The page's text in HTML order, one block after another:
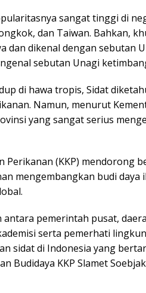
sangat tinggi di
dan Taiwan. Bahkan,
dan dikenal dengan sebutan
sebutan Unagi
di hawa tropis, Sidat
Namun, menurut
yang sangat serius
Perikanan (KKP) mendorong
mengembangkan budi daya
antara pemerintah pusat,
serta pemerhati
sidat di Indonesia yang
Budidaya KKP Slamet